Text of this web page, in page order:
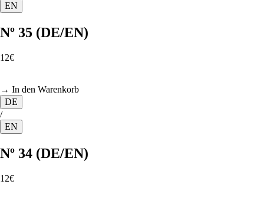
EN
Nº 35 (DE/EN)
12€
→ In den Warenkorb
DE
/
EN
Nº 34 (DE/EN)
12€